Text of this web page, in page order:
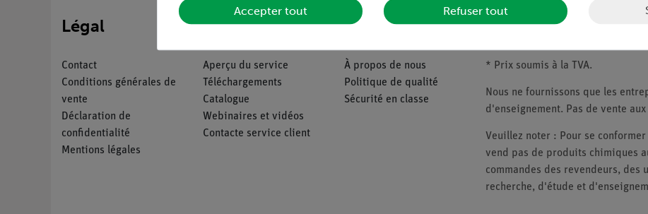
Légal
Contact
Conditions générales de
vente
Déclaration de
confidentialité
Mentions légales
Service
Aperçu du service
Téléchargements
Catalogue
Webinaires et vidéos
Contacte service client
Companie
À propos de nous
Politique de qualité
Sécurité en classe
Veuillez noter
* Prix soumis à la TVA.
Nous ne fournissons que les
d'enseignement. Pas de vente
Veuillez noter : Pour se
vend pas de produits chimiques
commandes des revendeurs,
recherche, d'étude et
Accepter tout Refuser tout